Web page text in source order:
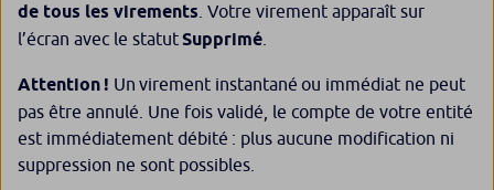
de tous les virements . Votre virement apparaît sur
l’écran avec le statutSupprimé
Attention ! Un virement instantané ou immédiat ne peut
pas être annulé. Une fois validé, le compte de votre entité
est immédiatement débité : plus aucune modification ni
suppression ne sont possibles.